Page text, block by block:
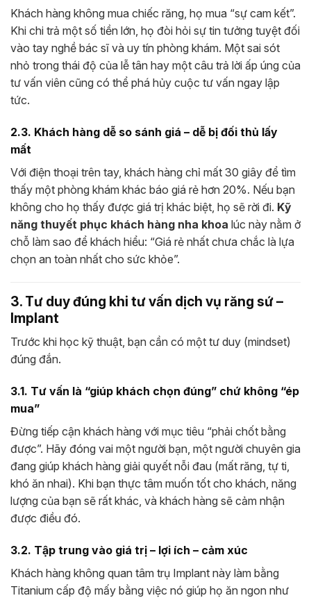
Khách hàng không mua chiếc răng, họ mua “sự cam kết”.
Khi chi trả một số tiền lớn, họ đòi hỏi sự tin tưởng tuyệt đối
vào tay nghề bác sĩ và uy tín phòng khám. Một sai sót
nhỏ trong thái độ của lễ tân hay một câu trả lời ấp úng của
tư vấn viên cũng có thể phá hủy cuộc tư vấn ngay lập
tức.
2.3. Khách hàng dễ so sánh giá – dễ bị đối thủ lấy
mất
Với điện thoại trên tay, khách hàng chỉ mất 30 giây để tìm
thấy một phòng khám khác báo giá rẻ hơn 20%. Nếu bạn
không cho họ thấy được giá trị khác biệt, họ sẽ rời đi. Kỹ
năng thuyết phục khách hàng nha khoa lúc này nằm ở
chỗ làm sao để khách hiểu: “Giá rẻ nhất chưa chắc là lựa
chọn an toàn nhất cho sức khỏe”.
3. Tư duy đúng khi tư vấn dịch vụ răng sứ –
Implant
Trước khi học kỹ thuật, bạn cần có một tư duy (mindset)
đúng đắn.
3.1. Tư vấn là “giúp khách chọn đúng” chứ không “ép
mua”
Đừng tiếp cận khách hàng với mục tiêu “phải chốt bằng
được”. Hãy đóng vai một người bạn, một người chuyên gia
đang giúp khách hàng giải quyết nỗi đau (mất răng, tự ti,
khó ăn nhai). Khi bạn thực tâm muốn tốt cho khách, năng
lượng của bạn sẽ rất khác, và khách hàng sẽ cảm nhận
được điều đó.
3.2. Tập trung vào giá trị – lợi ích – cảm xúc
Khách hàng không quan tâm trụ Implant này làm bằng
Titanium cấp độ mấy bằng việc nó giúp họ ăn ngon như